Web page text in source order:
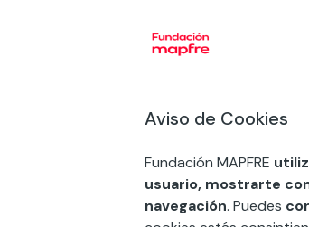
Exposiciones en Barcelona
COMPRAR ENTRADA
Aviso de Cookies
Fundación MAPFRE
usuario, mostrarte
navegación. Puedes